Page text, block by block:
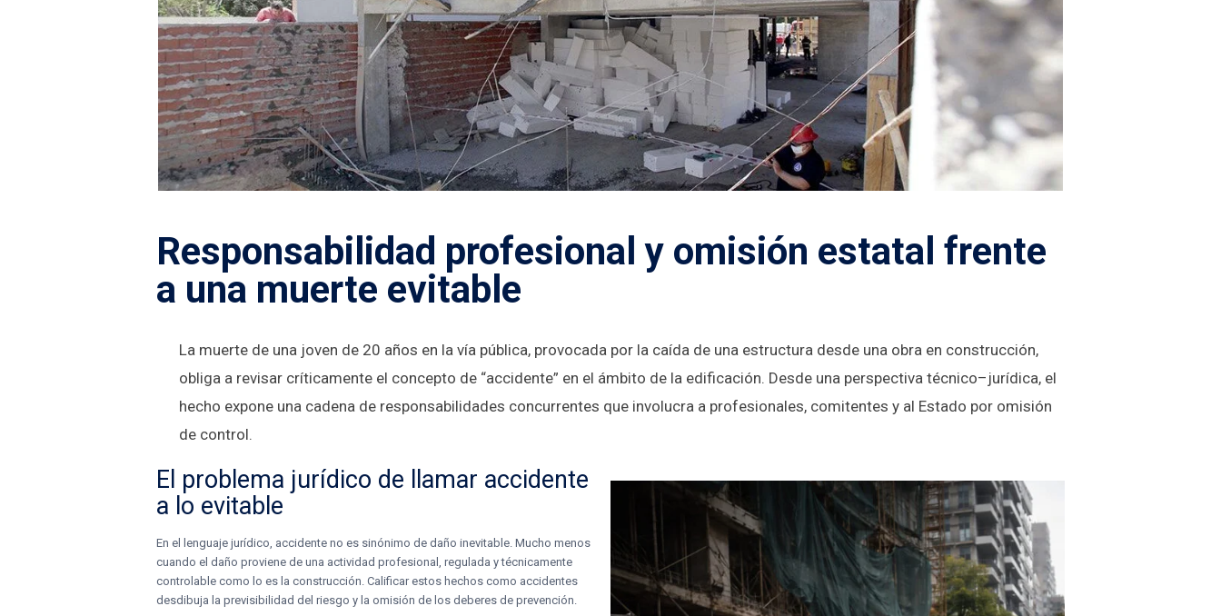
Responsabilidad profesional y omisión estatal frente
a una muerte evitable
La muerte de una joven de 20 años en la vía pública, provocada por la caída de una estructura desde una obra en construcción,
obliga a revisar críticamente el concepto de “accidente” en el ámbito de la edificación. Desde una perspectivatécnico–jurídica, el
hecho expone una cadena de responsabilidades concurrentes que involucra a profesionales, comitentes y al Estado por omisión
de control.
El problema jurídico de llamar accidente
a lo evitable
En el lenguaje jurídico, accidente no es sinónimo de daño inevitable. Mucho menos
cuando el daño proviene de una actividad profesional, regulada y técnicamente
controlable como lo es la construcción. Calificar estos hechos como accidentes
desdibuja la previsibilidad del riesgo y la omisión de los deberes de prevención.